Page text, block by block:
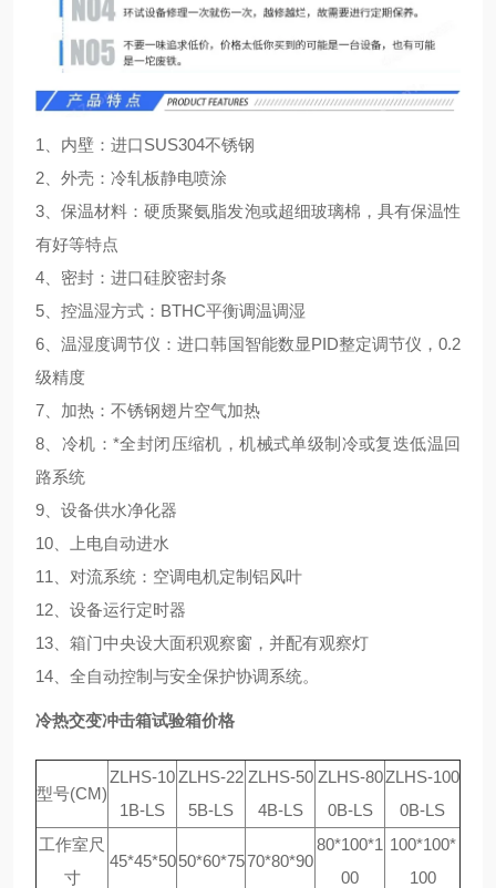
1、内壁：进口SUS304不锈钢
2、外壳：冷轧板静电喷涂
3、保温材料：硬质聚氨脂发泡或超细玻璃棉，具有保温性
有好等特点
4、密封：进口硅胶密封条
5、控温湿方式：BTHC平衡调温调湿
6、温湿度调节仪：进口韩国智能数显PID整定调节仪，0.2
级精度
7、加热：不锈钢翅片空气加热
8、冷机：*全封闭压缩机，机械式单级制冷或复迭低温回
路系统
9、设备供水净化器
10、上电自动进水
11、对流系统：空调电机定制铝风叶
12、设备运行定时器
13、箱门中央设大面积观察窗，并配有观察灯
14、全自动控制与安全保护协调系统。
冷热交变冲击箱试验箱价格
型号(CM)
ZLHS-10
1B-LS
ZLHS-22
5B-LS
ZLHS-50
4B-LS
ZLHS-80
0B-LS
ZLHS-100
0B-LS
工作室尺
寸
45*45*50 50*60*7570*80*90
80*100*1
00
100*100*
100